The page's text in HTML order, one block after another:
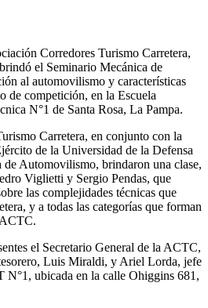
Corredores Turismo Carretera,
el Seminario Mecánica de
al automovilismo y características
de competición, en la Escuela
N°1 de Santa Rosa, La Pampa.
Carretera, en conjunto con la
de la Universidad de la Defensa
Automovilismo, brindaron una clase,
Viglietti y Sergio Pendas, que
las complejidades técnicas que
y a todas las categorías que forman
el Secretario General de la ACTC,
Luis Miraldi, y Ariel Lorda, jefe
N°1, ubicada en la calle Ohiggins 681,